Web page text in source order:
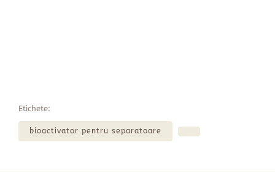
Etichete:
bioactivator pentru separatoare